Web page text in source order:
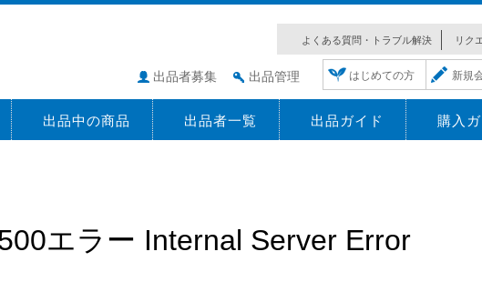
よくある質問・トラブル解決 リク
出品者募集 出品管理 はじめての方 新規
出品中の商品 出品者一覧 出品ガイド 購入
エラー Internal Server Error